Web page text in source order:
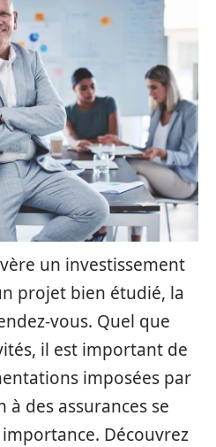
un investissement
projet bien étudié, la
vous. Quel que
il est important de
imposées par
à des assurances se
Découvrez